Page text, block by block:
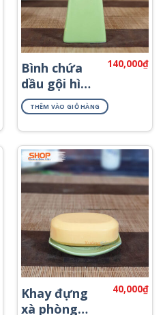
Bình chứa
dầu gội hình
thang
PKNT-41
140,000₫
THÊM VÀO GIỎ HÀNG
Khay đựng
xà phòng
40,000₫